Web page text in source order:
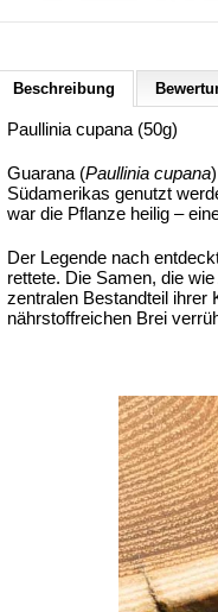
Beschreibung
Paullinia cupana (50g)
Guarana (Paullinia cupana
Südamerikas genutzt
war die Pflanze heilig –
Der Legende nach
rettete. Die Samen, die
zentralen Bestandteil ihrer
nährstoffreichen Brei